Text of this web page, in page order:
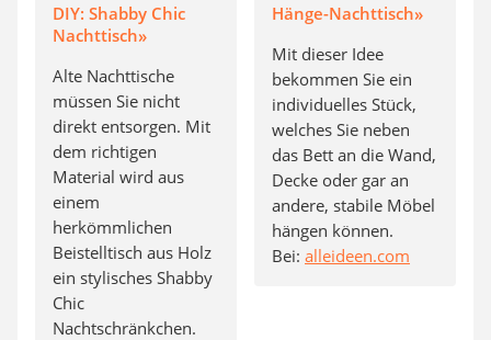
DIY: Shabby Chic
Nachttisch»
Alte Nachttische
müssen Sie nicht
direkt entsorgen. Mit
dem richtigen
Material wird aus
einem
herkömmlichen
Beistelltisch aus Holz
ein stylisches Shabby
Chic
Nachtschränkchen.
Hänge-Nachttisch»
Mit dieser Idee
bekommen Sie ein
individuelles Stück,
welches Sie neben
das Bett an die Wand,
Decke oder gar an
andere, stabile Möbel
hängen können.
Bei: alleideen.com